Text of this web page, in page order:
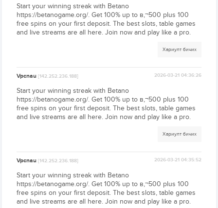
Start your winning streak with Betano
https://betanogame.org/. Get 100% up to в‚¬500 plus 100
free spins on your first deposit. The best slots, table games
and live streams are all here. Join now and play like a pro.
Хариулт бичих
Vpcnau[142.252.236.188] 2026-03-21 04:36:26
Start your winning streak with Betano
https://betanogame.org/. Get 100% up to в‚¬500 plus 100
free spins on your first deposit. The best slots, table games
and live streams are all here. Join now and play like a pro.
Хариулт бичих
Vpcnau[142.252.236.188] 2026-03-21 04:35:52
Start your winning streak with Betano
https://betanogame.org/. Get 100% up to в‚¬500 plus 100
free spins on your first deposit. The best slots, table games
and live streams are all here. Join now and play like a pro.